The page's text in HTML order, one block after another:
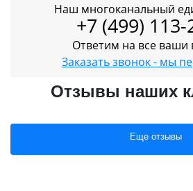
Наш многоканальный
+7 (499) 113-
Ответим на все ваши
Заказать звонок - мы
Отзывы наших
Еще отзывы